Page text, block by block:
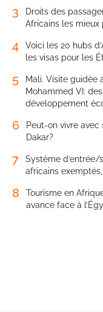
3
Droits des
Africains les
4
Voici les 20 hubs
les visas pour les
5
Mali. Visite guidée
Mohammed VI:
développement
6
Peut-on vivre
Dakar?
7
Système d’entrée/
africains
8
Tourisme en
avance face à